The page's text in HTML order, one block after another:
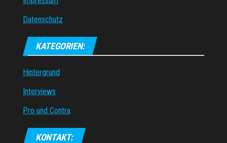
Datenschutz
KATEGORIEN:
Hintergrund
Interviews
Pro und Contra
KONTAKT: